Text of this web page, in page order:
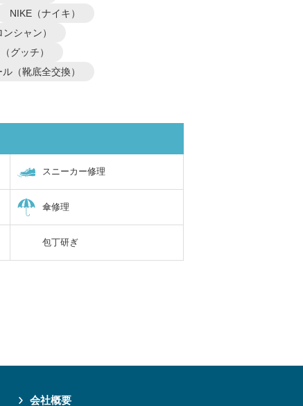
NIKE（ナイキ）
シャン）
グッチ）
（靴底全交換）
スニーカー修理
傘修理
包丁研ぎ
会社概要